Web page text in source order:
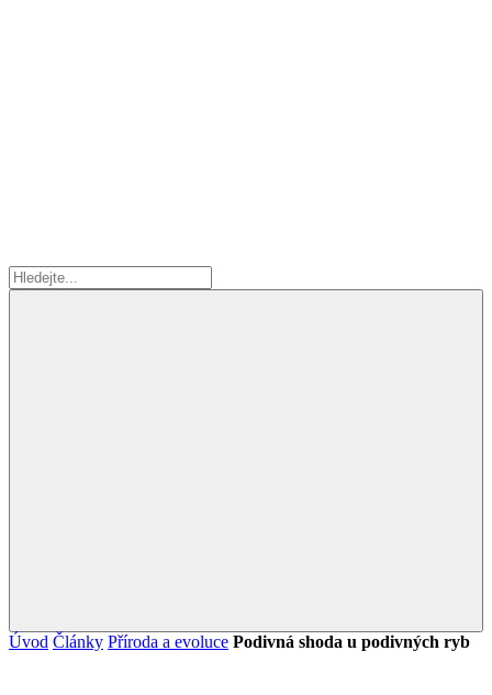
Úvod Články Příroda a evoluce Podivná shoda u podivných ryb